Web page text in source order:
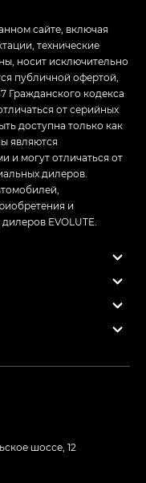
сайте, включая
технические
носит исключительно
публичной офертой,
Гражданского кодекса
от серийных
доступна только как
являются
и могут отличаться от
дилеров.
и
EVOLUTE.
шоссе, 12